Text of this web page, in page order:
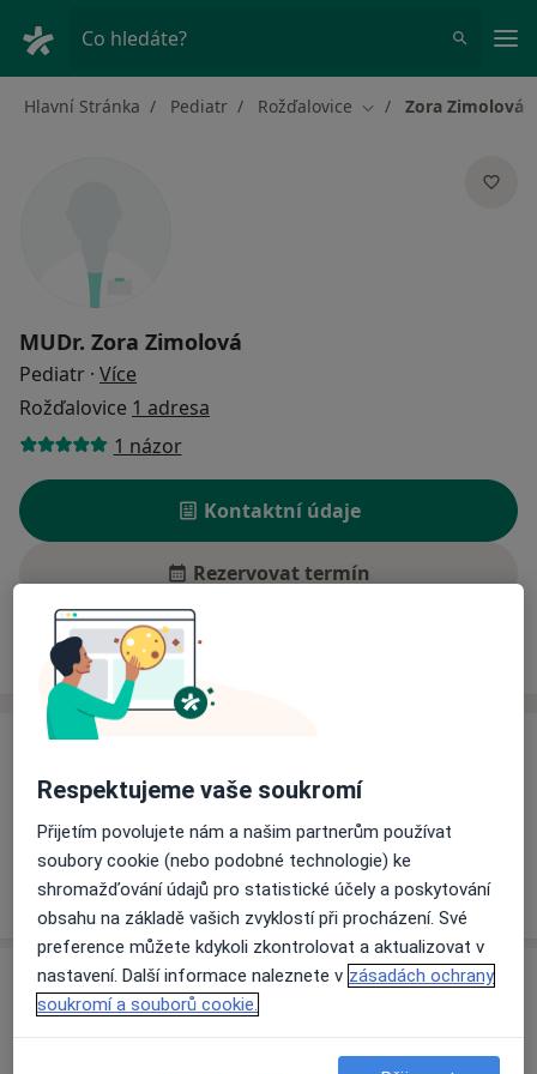
Co hledáte?
Hlavní Stránka Pediatr Rožďalovice Změna města
Zora Zimolová
MUDr. Zora Zimolová
Pediatr · Více
Rožďalovice 1 adresa
1 názor
Kontaktní údaje
Rezervovat termín
Ceník Adresy
Informace o službách a cenách nejsou k dispozici
Tento specialista ještě nepřidával žádné informace o
svých službách.
Adresa
Respektujeme vaše soukromí
Přijetím povolujete nám a našim partnerům používat
soubory cookie (nebo podobné technologie) ke
shromažďování údajů pro statistické účely a poskytování
obsahu na základě vašich zvyklostí při procházení. Své
preference můžete kdykoli zkontrolovat a aktualizovat v
nastavení. Další informace naleznete v zásadách ochrany
soukromí a souborů cookie.